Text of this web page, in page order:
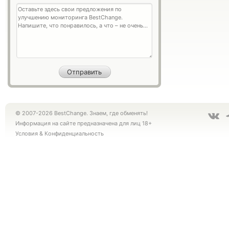
© 2007-2026 BestChange. Знаем, где обменять!
Информация на сайте предназначена для лиц 18+
Условия & Конфиденциальность